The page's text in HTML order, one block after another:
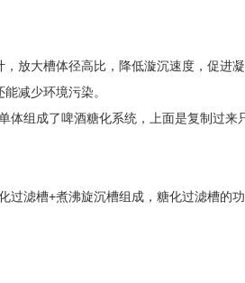
放大槽体径高比，降低漩沉速度，促进
减少环境污染。
体组成了啤酒糖化系统，上面是复制过来
过滤槽+煮沸旋沉槽组成，糖化过滤槽的